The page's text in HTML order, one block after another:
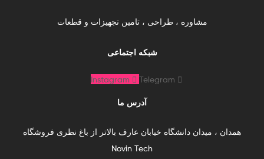
مشاوره ، طراحی ، تامین تجهیزات و قطعات
شبکه اجتماعی
Instagram Telegram
آدرس ما
همدان ، میدان دانشگاه خیابان عارف بالاتر از باغ نظری فروشگاه
Novin Tech